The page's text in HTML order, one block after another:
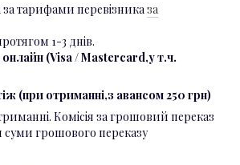
за тарифами перевізника за
1-3 днів.
(Visa / Mastercard,у т.ч.
(при отриманні,з авансом 250 грн)
Комісія за грошовий переказ
суми грошового переказу